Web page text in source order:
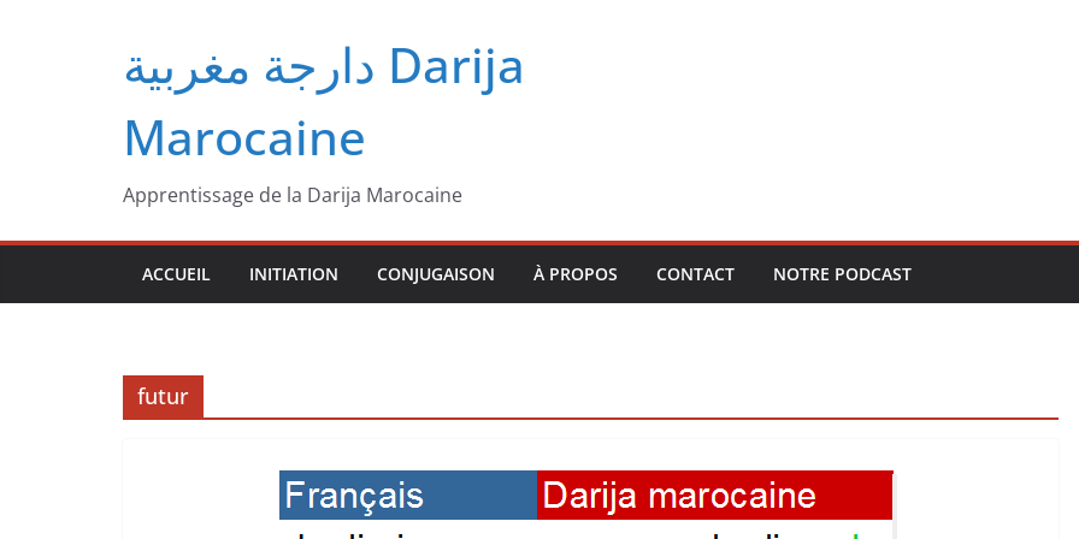
دارجة مغربية‎ Darija
Marocaine
Apprentissage de la Darija Marocaine
ACCUEIL INITIATION CONJUGAISON À PROPOS CONTACT NOTRE PODCAST
futur